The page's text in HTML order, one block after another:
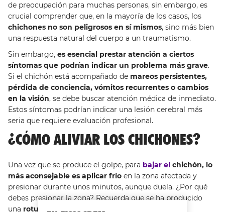
de preocupación para muchas personas, sin embargo, es
crucial comprender que, en la mayoría de los casos, los
chichones no son peligrosos en sí mismos, sino más bien
una respuesta natural del cuerpo a un traumatismo.
Sin embargo, es esencial prestar atención a ciertos
síntomas que podrían indicar un problema más grave.
Si el chichón está acompañado de mareos persistentes,
pérdida de conciencia, vómitos recurrentes o cambios
en la visión, se debe buscar atención médica de inmediato.
Estos síntomas podrían indicar una lesión cerebral más
seria que requiere evaluación profesional.
¿CÓMO ALIVIAR LOS CHICHONES?
Una vez que se produce el golpe, para bajar el chichón, lo
más aconsejable es aplicar frío en la zona afectada y
presionar durante unos minutos, aunque duela. ¿Por qué
debes presionar la zona? Recuerda que se ha producido
una rotura de los vasos sanguíneos